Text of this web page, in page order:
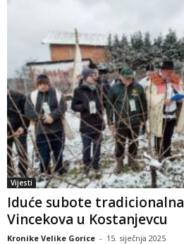
Vijesti
Iduće subote
Vincekova u Kostanjevcu
Kronike Velike Gorice - 15. siječnja 2025